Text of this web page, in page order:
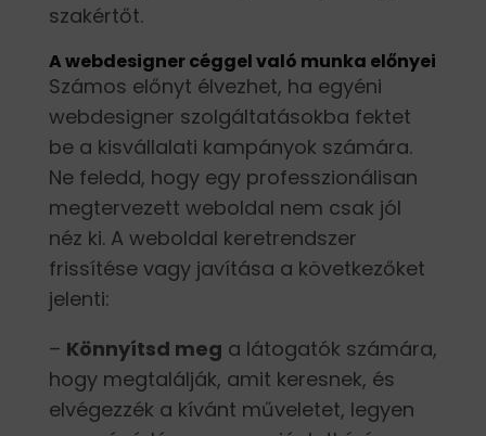
szakértőt.
A webdesigner céggel való munka előnyei
Számos előnyt élvezhet, ha egyéni
webdesigner szolgáltatásokba fektet
be a kisvállalati kampányok számára.
Ne feledd, hogy egy professzionálisan
megtervezett weboldal nem csak jól
néz ki. A weboldal keretrendszer
frissítése vagy javítása a következőket
jelenti:
– Könnyítsd meg a látogatók számára,
hogy megtalálják, amit keresnek, és
elvégezzék a kívánt műveletet, legyen